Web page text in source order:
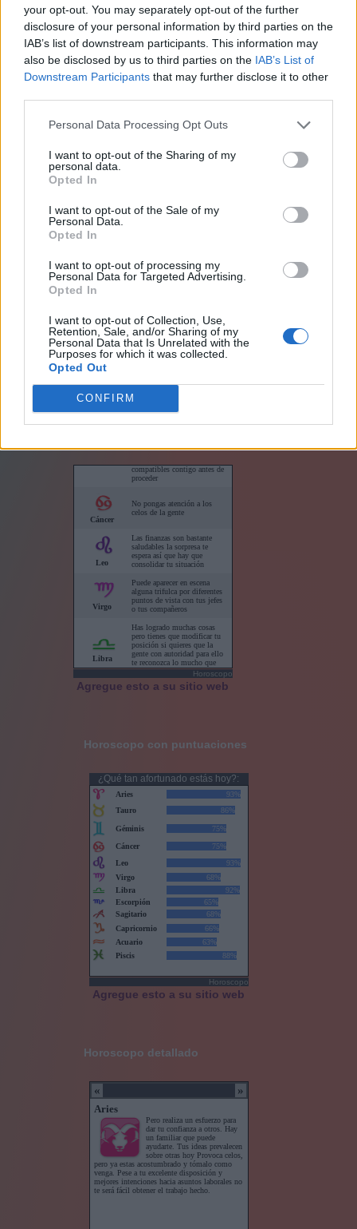
your opt-out. You may separately opt-out of the further
disclosure of your personal information by third parties on the
IAB’s list of downstream participants. This information may
also be disclosed by us to third parties on the IAB’s List of
Downstream Participants that may further disclose it to other
Personal Data Processing Opt Outs
I want to opt-out of the Sharing of my
personal data.
Opted In
I want to opt-out of the Sale of my
Personal Data.
Opted In
I want to opt-out of processing my
Personal Data for Targeted Advertising.
Opted In
I want to opt-out of Collection, Use,
Retention, Sale, and/or Sharing of my
Personal Data that Is Unrelated with the
Purposes for which it was collected.
Opted Out
CONFIRM
Anuncios
Links
Horóscopo para su sitio web
Horoscopo
Agregue esto a su sitio web
Horoscopo con puntuaciones
¿Qué tan afortunado estás hoy?:
Horoscopo
Agregue esto a su sitio web
Horoscopo detallado